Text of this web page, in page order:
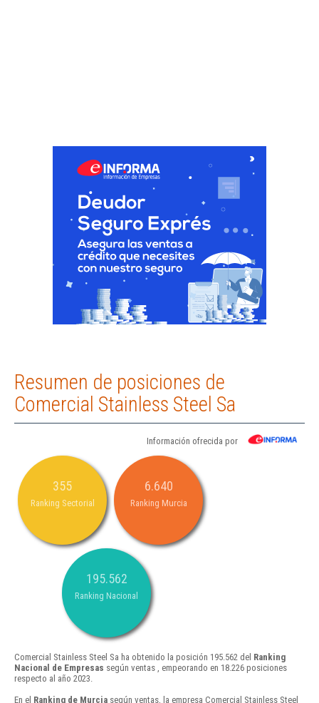
Resumen de posiciones de
Comercial Stainless Steel Sa
Información ofrecida por
355
Ranking Sectorial
6.640
Ranking Murcia
195.562
Ranking Nacional
Comercial Stainless Steel Sa ha obtenido la posición 195.562 del Ranking
Nacional de Empresas según ventas , empeorando en 18.226 posiciones
respecto al año 2023.
En el Ranking de Murcia según ventas, la empresa Comercial Stainless Steel